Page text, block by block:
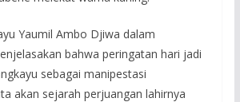
Yaumil Ambo Djiwa dalam
bahwa peringatan hari jadi
sebagai manipestasi
akan sejarah perjuangan lahirnya